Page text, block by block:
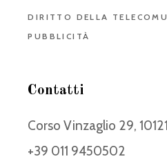
DIRITTO DELLA
PUBBLICITÀ
Contatti
Corso Vinzaglio 29,
+39 011 9450502